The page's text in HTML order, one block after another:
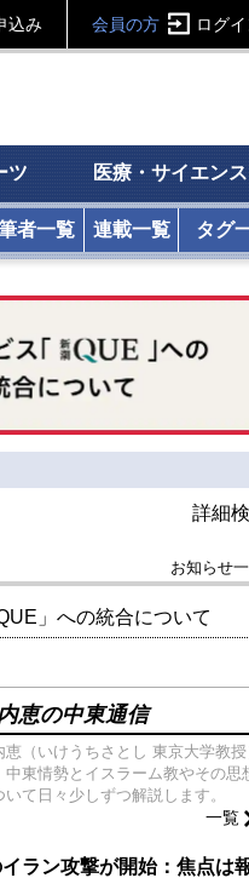
込み 会員の方 ログ
ツ 医療・サイエンス
者一覧 連載一覧 タグ
詳細
お知らせ
」への統合について
恵の中東通信
恵（いけうちさとし 東京大学教授
中東情勢とイスラーム教やその思
いて日々少しずつ解説します。
一覧
ラン攻撃が開始：焦点は